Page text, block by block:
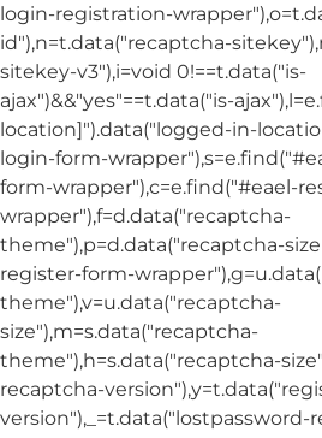
login-registration-
id"),n=t.data("recaptcha-
sitekey-v3"),i=void 0!==t.data("is-
ajax")&&"yes"==t.data("is-
location]").data("logged-in-
login-form-
form-wrapper"),c=e.find("#eael-
wrapper"),f=d.data("recaptcha-
theme"),p=d.data("recaptcha-
register-form-
theme"),v=u.data("recaptcha-
size"),m=s.data("recaptcha-
theme"),h=s.data("recaptcha-
recaptcha-
version"),_=t.data("lostpassword-